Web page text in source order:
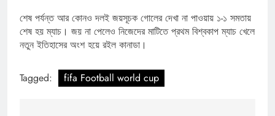
শেষ পর্যন্ত আর কোনও দলই জয়সূচক গোলের দেখা না পাওয়ায় ১-১ সমতায়
শেষ হয় ম্যাচ। জয় না পেলেও নিজেদের মাটিতে প্রথম বিশ্বকাপ ম্যাচ খেলে
নতুন ইতিহাসের অংশ হয়ে রইল কানাডা।
Tagged: fifa Football world cup